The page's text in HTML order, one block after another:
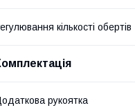
кількості обертів
рукоятка